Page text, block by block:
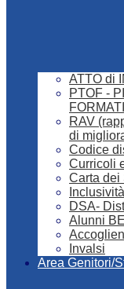
ATTO di
PTOF -
RAV
di
Codice
Curricoli
Carta dei
DSA-
Alunni
Invalsi
Area Genitori/